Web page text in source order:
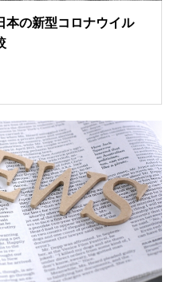
本の新型コロナウイル